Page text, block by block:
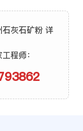
灰石矿粉 详
程师：